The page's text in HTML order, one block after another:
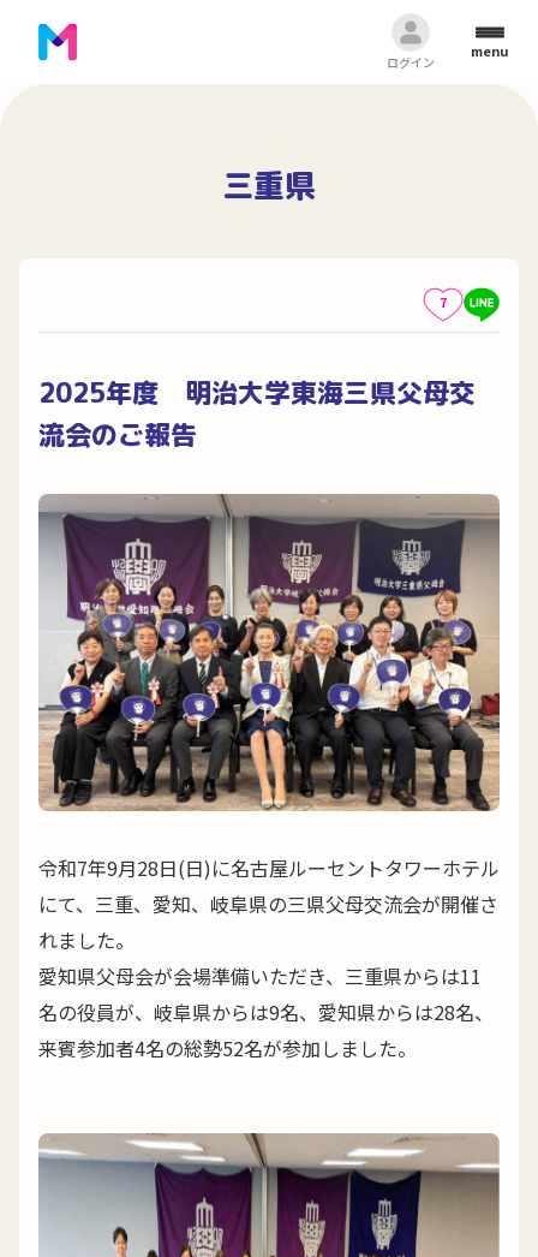
ログイン
menu
三重県
7
2025年度 明治大学東海三県父母交
流会のご報告
令和7年9月28日(日)に名古屋ルーセントタワーホテル
にて、三重、愛知、岐阜県の三県父母交流会が開催さ
れました。
愛知県父母会が会場準備いただき、三重県からは11
名の役員が、岐阜県からは9名、愛知県からは28名、
来賓参加者4名の総勢52名が参加しました。